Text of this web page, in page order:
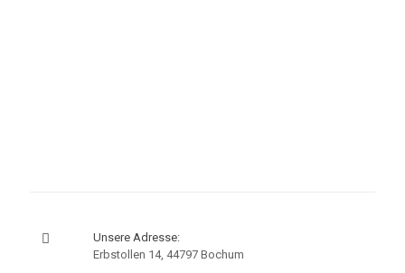
Unsere Adresse:
Erbstollen 14, 44797 Bochum